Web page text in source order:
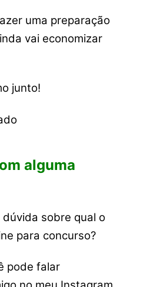
uma preparação
vai economizar
junto!
alguma
sobre qual o
para concurso?
pode falar